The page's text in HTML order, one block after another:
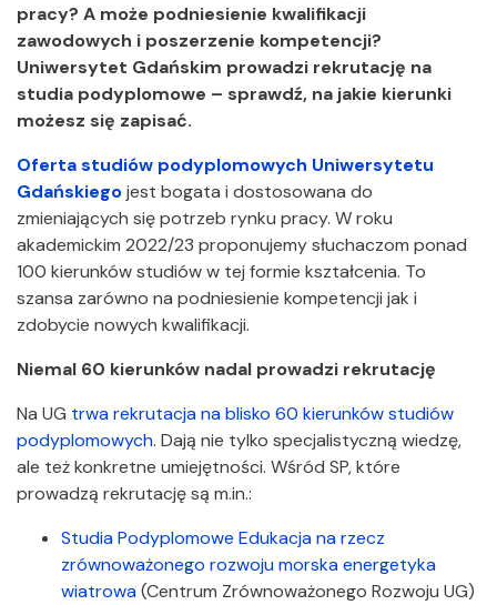
pracy? A może podniesienie kwalifikacji
zawodowych i poszerzenie kompetencji?
Uniwersytet Gdańskim prowadzi rekrutację na
studia podyplomowe – sprawdź, na jakie kierunki
możesz się zapisać.
Oferta studiów podyplomowych Uniwersytetu
Gdańskiegojest bogata i dostosowana do
zmieniających się potrzeb rynku pracy. W roku
akademickim 2022/23 proponujemy słuchaczom ponad
100 kierunków studiów w tej formie kształcenia. To
szansa zarówno na podniesienie kompetencji jak i
zdobycie nowych kwalifikacji.
Niemal 60 kierunków nadal prowadzi rekrutację
Na UG trwa rekrutacja na blisko 60 kierunków studiów
podyplomowych. Dają nie tylko specjalistyczną wiedzę,
ale też konkretne umiejętności. Wśród SP, które
prowadzą rekrutację są m.in.:
Studia Podyplomowe Edukacja na rzecz
zrównoważonego rozwoju morska energetyka
wiatrowa(Centrum Zrównoważonego Rozwoju UG)